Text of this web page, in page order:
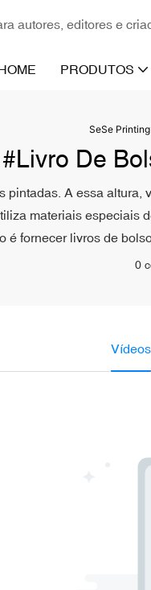
autores, editores e
PRODUTOS
SeSe Printing
#Livro De
A essa
materiais especiais
é fornecer livros de
0
Vídeos